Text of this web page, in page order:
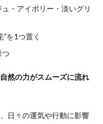
・アイボリー・淡いグリ
を1つ置く
つ
自然の力がスムーズに流れ
日々の運気や行動に影響